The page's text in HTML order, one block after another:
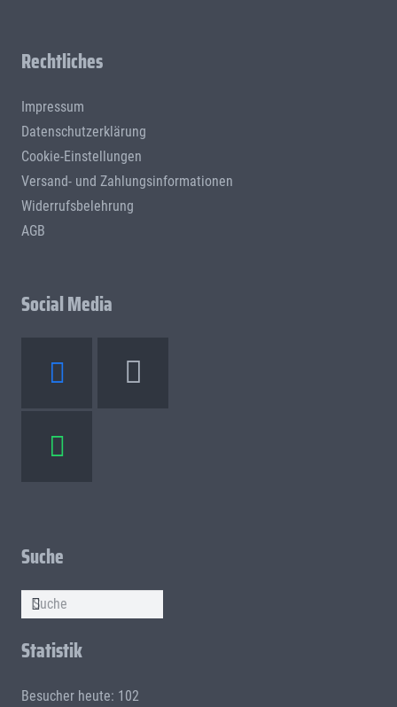
Rechtliches
Impressum
Datenschutzerklärung
Cookie-Einstellungen
Versand- und Zahlungsinformationen
Widerrufsbelehrung
AGB
Social Media
Suche
Statistik
Besucher heute: 102